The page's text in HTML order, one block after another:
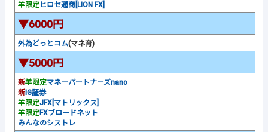
羊限定ヒロセ通商[LION FX]
▼6000円
外為どっとコム(マネ育)
▼5000円
新羊限定マネーパートナーズnano
新 IG証券
羊限定JFX[マトリックス]
羊限定FXブロードネット
みんなのシストレ